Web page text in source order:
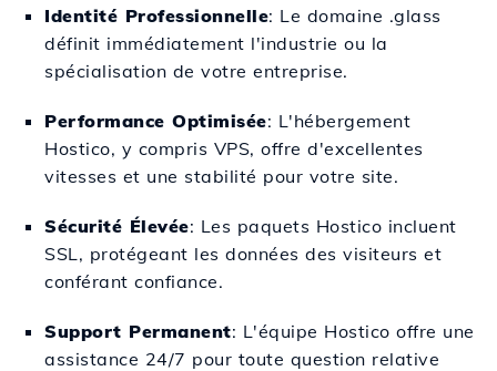
Identité Professionnelle: Le domaine .glass
définit immédiatement l'industrie ou la
spécialisation de votre entreprise.
Performance Optimisée: L'hébergement
Hostico, y compris VPS, offre d'excellentes
vitesses et une stabilité pour votre site.
Sécurité Élevée: Les paquets Hostico incluent
SSL, protégeant les données des visiteurs et
conférant confiance.
Support Permanent: L'équipe Hostico offre une
assistance 24/7 pour toute question relative